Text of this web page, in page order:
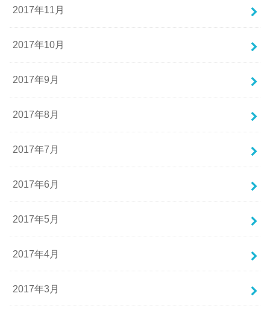
2017年11月
2017年10月
2017年9月
2017年8月
2017年7月
2017年6月
2017年5月
2017年4月
2017年3月